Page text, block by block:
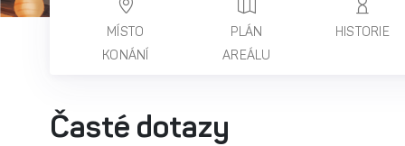
MÍSTO
KONÁNÍ
PLÁN
AREÁLU
HISTORIE
Časté dotazy